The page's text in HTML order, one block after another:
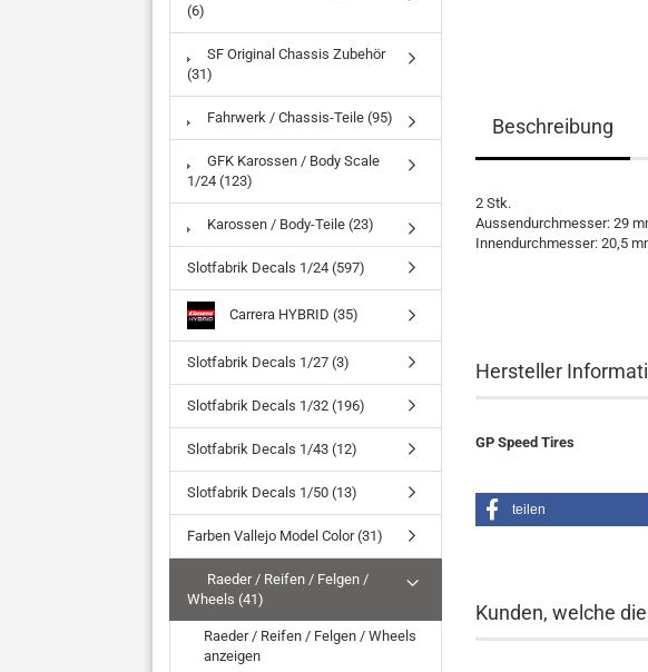
Beschreibung
2 Stk.
Aussendurchmesser: 29
Innendurchmesser: 20,5
Hersteller
GP Speed Tires
teilen
Kunden, welche
(6)
SF Original Chassis Zubehör
(31)
Fahrwerk / Chassis-Teile (95)
GFK Karossen / Body Scale
1/24 (123)
Karossen / Body-Teile (23)
Slotfabrik Decals 1/24 (597)
Carrera HYBRID (35)
Slotfabrik Decals 1/27 (3)
Slotfabrik Decals 1/32 (196)
Slotfabrik Decals 1/43 (12)
Slotfabrik Decals 1/50 (13)
Farben Vallejo Model Color (31)
Raeder / Reifen / Felgen /
Wheels (41)
Raeder / Reifen / Felgen / Wheels
anzeigen